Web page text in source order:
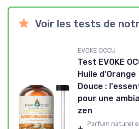
Voir les tests de
EVOKE OCCU
Test EVOKE
Huile d'Orange
Douce :
pour une
zen
Parfum naturel